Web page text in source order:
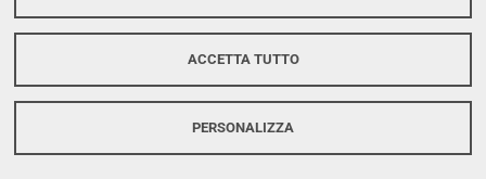
ACCETTA TUTTO
PERSONALIZZA
Protezione dati personali